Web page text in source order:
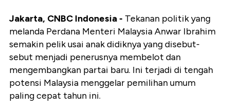
Jakarta, CNBC Indonesia - Tekanan politik yang
melanda Perdana Menteri Malaysia Anwar Ibrahim
semakin pelik usai anak didiknya yang disebut-
sebut menjadi penerusnya membelot dan
mengembangkan partai baru. Ini terjadi di tengah
potensi Malaysia menggelar pemilihan umum
paling cepat tahun ini.